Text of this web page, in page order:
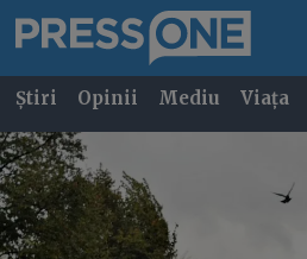
Știri Opinii Mediu Viața